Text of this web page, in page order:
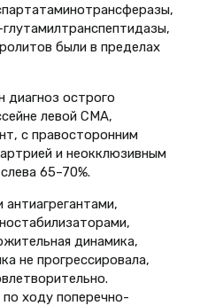
были в пределах
диагноз острого
левой СМА,
с правосторонним
и неокклюзивным
65–70%.
динамика,
не прогрессировала,
ходу поперечно-